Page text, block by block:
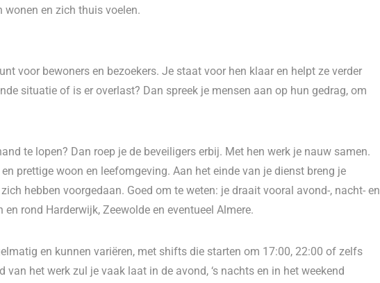
en zich thuis voelen.
voor bewoners en bezoekers. Je staat voor hen klaar en helpt ze verder
situatie of is er overlast? Dan spreek je mensen aan op hun gedrag, om
te lopen? Dan roep je de beveiligers erbij. Met hen werk je nauw samen.
prettige woon en leefomgeving. Aan het einde van je dienst breng je
hebben voorgedaan. Goed om te weten: je draait vooral avond-, nacht- en
rond Harderwijk, Zeewolde en eventueel Almere.
en kunnen variëren, met shifts die starten om 17:00, 22:00 of zelfs
van het werk zul je vaak laat in de avond, ‘s nachts en in het weekend